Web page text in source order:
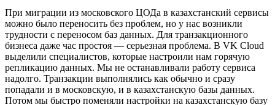
При миграции из московского ЦОДа в казахстанский сервисы
можно было переносить без проблем, но у нас возникли
трудности с переносом баз данных. Для транзакционного
бизнеса даже час простоя — серьезная проблема. В VK Cloud
выделили специалистов, которые настроили нам горячую
репликацию данных. Мы не останавливали работу сервиса
надолго. Транзакции выполнялись как обычно и сразу
попадали и в московскую, и в казахстанскую базы данных.
Потом мы быстро поменяли настройки на казахстанскую базу